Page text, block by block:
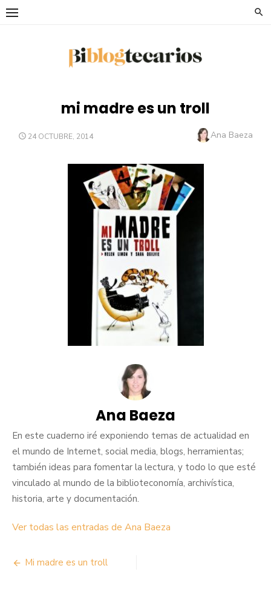
Saltar
mi madre es un troll
PUBLICADO
24 OCTUBRE, 2014 Autor
Ana Baeza
Ana Baeza
En este cuaderno iré exponiendo temas de actualidad en
el mundo de Internet, social media, blogs, herramientas;
también ideas para fomentar la lectura, y todo lo que esté
vinculado al mundo de la biblioteconomía, archivística,
historia, arte y documentación.
Ver todas las entradas de Ana Baeza
Navegación
Mi madre es un troll